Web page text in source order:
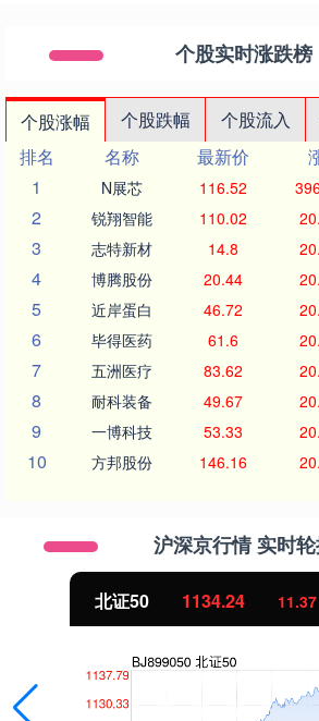
个股实时涨跌榜
个股涨幅 个股跌幅 个股流入
排名
名称 最新价
1
N展芯 116.52
2 锐翔智能 110.02
3 志特新材 14.8
4 博腾股份 20.44
5 近岸蛋白 46.72
6 毕得医药 61.6
7 五洲医疗 83.62
8 耐科装备 49.67
9 一博科技 53.33
10 方邦股份 146.16
沪深京行情 实时
北证50 1134.24 11.37